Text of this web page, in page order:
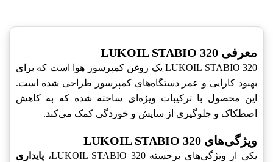
معرفی LUKOIL STABIO 320
LUKOIL STABIO 320 یک روغن کمپرسور هوا است که برای
بهبود کارایی و عمر دستگاه‌های کمپرسور طراحی شده است.
این محصول با ترکیبات ویژه‌ای ساخته شده که به کاهش
اصطکاک و جلوگیری از سایش و خوردگی کمک می‌کند.
ویژگی‌های LUKOIL STABIO 320
یکی از ویژگی‌های برجسته LUKOIL STABIO 320،
پایداری